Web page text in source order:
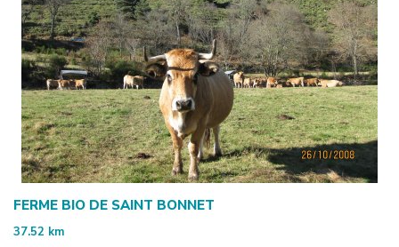
FERME BIO DE SAINT BONNET
37.52 km